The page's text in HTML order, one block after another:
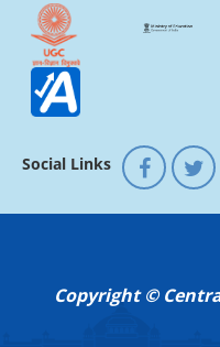
Social Links
Copyright ©